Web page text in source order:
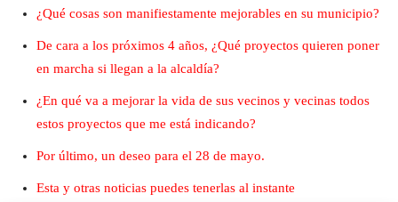
¿Qué cosas son manifiestamente mejorables en su municipio?
De cara a los próximos 4 años, ¿Qué proyectos quieren poner
en marcha si llegan a la alcaldía?
¿En qué va a mejorar la vida de sus vecinos y vecinas todos
estos proyectos que me está indicando?
Por último, un deseo para el 28 de mayo.
Esta y otras noticias puedes tenerlas al instante